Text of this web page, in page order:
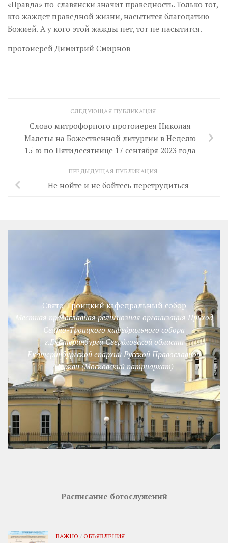
«Правда» по-славянски значит праведность. Только тот,
кто жаждет праведной жизни, насытится благодатию
Божией. А у кого этой жажды нет, тот не насытится.
протоиерей Димитрий Смирнов
СЛЕДУЮЩАЯ ПУБЛИКАЦИЯ
Слово митрофорного протоиерея Николая
Малеты на Божественной литургии в Неделю
15-ю по Пятидесятнице 17 сентября 2023 года
ПРЕДЫДУЩАЯ ПУБЛИКАЦИЯ
Не нойте и не бойтесь перетрудиться
Свято-Троицкий кафедральный собор
Местная православная религиозная организация Приход
Свято-Троицкого кафедрального собора
г.Екатеринбурга Свердловской области
Екатеринбургской епархии Русской Православной
Церкви (Московский патриархат)
Расписание богослужений
ВАЖНО / ОБЪЯВЛЕНИЯ